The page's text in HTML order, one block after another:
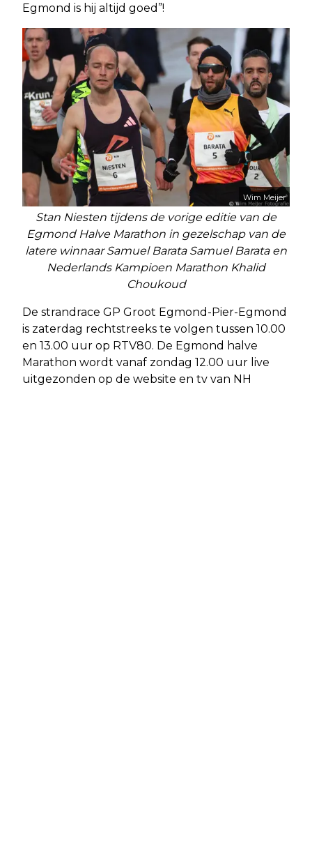
Egmond is hij altijd goed”!
Wim Meijer
Stan Niesten tijdens de vorige editie van de
Egmond Halve Marathon in gezelschap van de
latere winnaar Samuel Barata Samuel Barata en
Nederlands Kampioen Marathon Khalid
Choukoud
De strandrace GP Groot Egmond-Pier-Egmond
is zaterdag rechtstreeks te volgen tussen 10.00
en 13.00 uur op RTV80. De Egmond halve
Marathon wordt vanaf zondag 12.00 uur live
uitgezonden op de website en tv van NH